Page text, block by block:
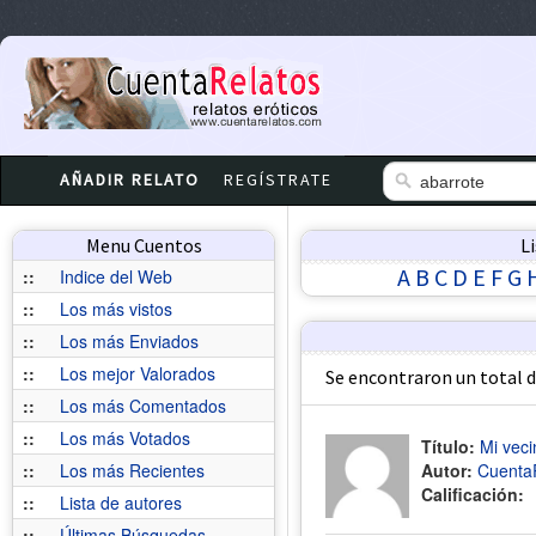
AÑADIR RELATO REGÍSTRATE
Menu Cuentos
::
Indice del Web
::
Los más vistos
::
Los más Enviados
::
Los mejor Valorados
::
Los más Comentados
::
Los más Votados
::
Los más Recientes
::
Lista de autores
A B C D E F G
Se encontraron un total
Título: Mi
Autor:
Calificación: